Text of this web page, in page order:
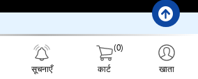
सूचनाएँ
(0)
कार्ट
खाता